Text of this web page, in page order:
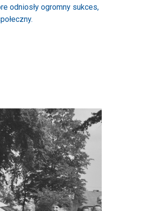
odniosły ogromny sukces,